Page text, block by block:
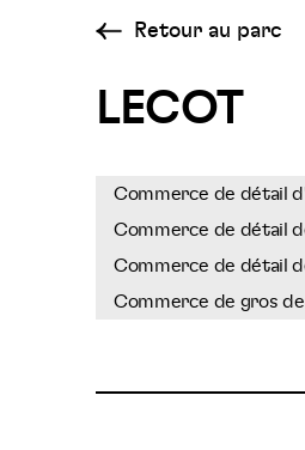
Retour au parc
LECOT
Commerce de détail
Commerce de détail
Commerce de détail
Commerce de gros